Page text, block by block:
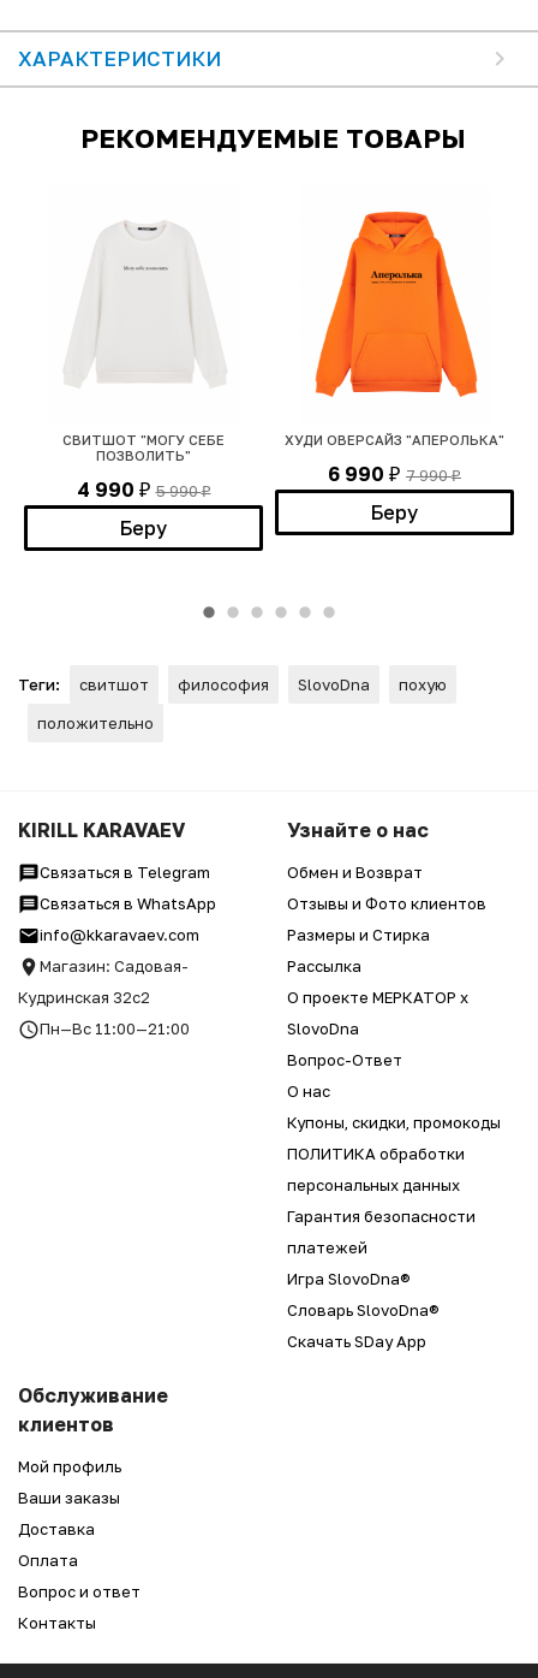
ХАРАКТЕРИСТИКИ
РЕКОМЕНДУЕМЫЕ ТОВАРЫ
СВИТШОТ "МОГУ СЕБЕ
ПОЗВОЛИТЬ"
4 990 ₽ 5 990₽
Беру
ХУДИ ОВЕРСАЙЗ "АПЕРОЛЬКА"
6 990 ₽ 7 990₽
Беру
Теги: свитшот философия SlovoDna
похую
положительно
KIRILL KARAVAEV
Связаться в Telegram
Связаться в WhatsApp
info@kkaravaev.com
Магазин: Садовая-
Кудринская 32с2
Пн—Вс 11:00—21:00
Узнайте о нас
Обмен и Возврат
Отзывы и Фото клиентов
Размеры и Стирка
Рассылка
О проекте МЕРКАТОР x
SlovoDna
Вопрос-Ответ
О нас
Купоны, скидки, промокоды
ПОЛИТИКА обработки
персональных данных
Гарантия безопасности
платежей
Игра SlovoDna®
Словарь SlovoDna®
Скачать SDay App
Обслуживание
клиентов
Мой профиль
Ваши заказы
Доставка
Оплата
Вопрос и ответ
Контакты